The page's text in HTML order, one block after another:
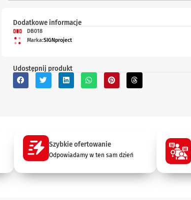
Dodatkowe informacje
DB018
Marka:SIGNproject
Udostępnij produkt
Szybkie ofertowanie
Odpowiadamy w ten sam dzień